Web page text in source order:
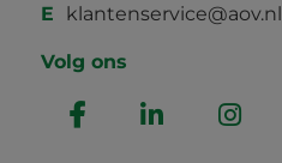
E
klantenservice@aov.nl
Volg ons